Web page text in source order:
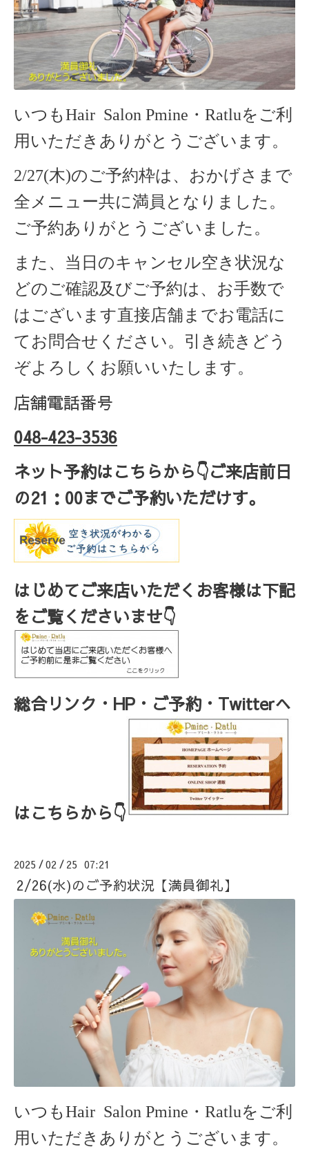
いつもHair Salon Pmine・Ratluをご利
用いただきありがとうございます。
2/27(木)のご予約枠は、おかげさまで
全メニュー共に満員となりました。
ご予約ありがとうございました。
また、当日のキャンセル空き状況な
どのご確認及びご予約は、お手数で
はございます直接店舗までお電話に
てお問合せください。引き続きどう
ぞよろしくお願いいたします。
店舗電話番号
048-423-3536
ネット予約はこちらから👇ご来店前日
の21 ： 00までご予約いただけす。
はじめてご来店いただくお客様は下記
をご覧くださいませ👇
総合リンク・HP・ご予約・Twitterへ
はこちらから👇
2025 /02 / 25 07:21
2/26(水)のご予約状況【満員御礼】
いつもHair Salon Pmine・Ratluをご利
用いただきありがとうございます。